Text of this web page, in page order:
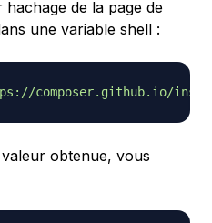
de la page de
une variable shell :
composer.github.io/
obtenue, vous